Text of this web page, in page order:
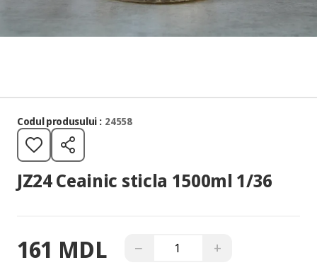
Codul produsului : 24558
JZ24 Ceainic sticla 1500ml 1/36
161 MDL − +